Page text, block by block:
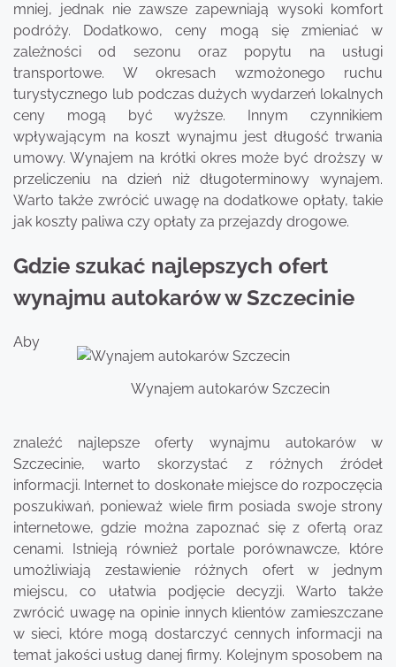
mniej, jednak nie zawsze zapewniają wysoki komfort
podróży. Dodatkowo, ceny mogą się zmieniać w
zależności od sezonu oraz popytu na usługi
transportowe. W okresach wzmożonego ruchu
turystycznego lub podczas dużych wydarzeń lokalnych
ceny mogą być wyższe. Innym czynnikiem
wpływającym na koszt wynajmu jest długość trwania
umowy. Wynajem na krótki okres może być droższy w
przeliczeniu na dzień niż długoterminowy wynajem.
Warto także zwrócić uwagę na dodatkowe opłaty, takie
jak koszty paliwa czy opłaty za przejazdy drogowe.
Gdzie szukać najlepszych ofert
wynajmu autokarów w Szczecinie
Wynajem autokarów Szczecin
Aby
znaleźć najlepsze oferty wynajmu autokarów w
Szczecinie, warto skorzystać z różnych źródeł
informacji. Internet to doskonałe miejsce do rozpoczęcia
poszukiwań, ponieważ wiele firm posiada swoje strony
internetowe, gdzie można zapoznać się z ofertą oraz
cenami. Istnieją również portale porównawcze, które
umożliwiają zestawienie różnych ofert w jednym
miejscu, co ułatwia podjęcie decyzji. Warto także
zwrócić uwagę na opinie innych klientów zamieszczane
w sieci, które mogą dostarczyć cennych informacji na
temat jakości usług danej firmy. Kolejnym sposobem na